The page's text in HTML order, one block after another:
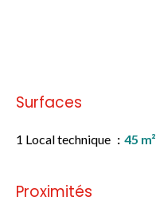
Surfaces
1 Local technique 45 m²
Proximités